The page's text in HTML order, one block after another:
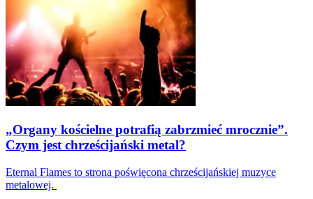
„Organy kościelne potrafią zabrzmieć mrocznie”.
Czym jest chrześcijański metal?
Eternal Flames to strona poświęcona chrześcijańskiej muzyce
metalowej.